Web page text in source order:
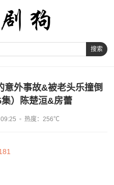
搜索
意外事故&被老头乐撞倒
）陈楚洹&房蕾
热度：256℃